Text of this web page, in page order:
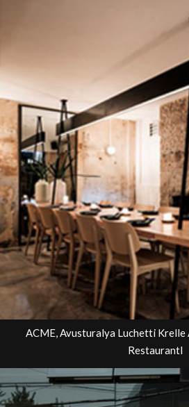
ACME, Avusturalya Luchetti
RestaurantI